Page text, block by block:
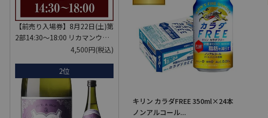
【前売り入場券】8月22日(土)第
2部14:30～18:00 リカマンウイ
スキーメッセ in京都 2026 1枚
中旬】にメールにて配信予定
※代引き決済不可
4,500円(税込)
2位
キリン カラダFREE 350ml×24本
ノンアルコール...